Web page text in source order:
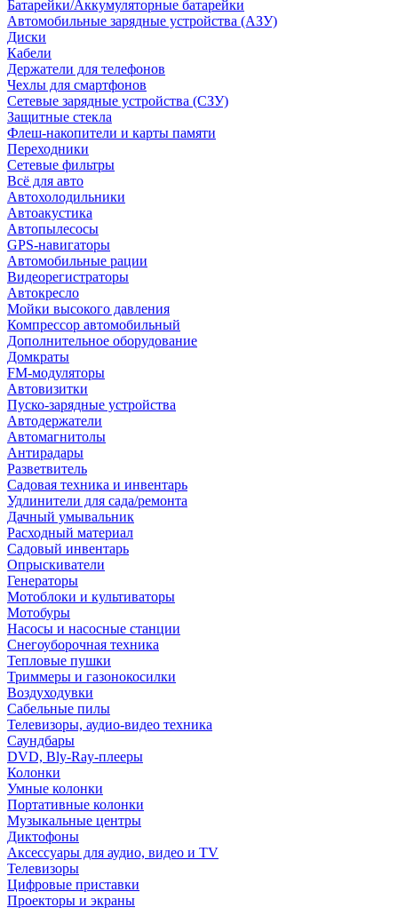
Батарейки/Аккумуляторные батарейки
Автомобильные зарядные устройства (АЗУ)
Диски
Кабели
Держатели для телефонов
Чехлы для смартфонов
Сетевые зарядные устройства (СЗУ)
Защитные стекла
Флеш-накопители и карты памяти
Переходники
Сетевые фильтры
Всё для авто
Автохолодильники
Автоакустика
Автопылесосы
GPS-навигаторы
Автомобильные рации
Видеорегистраторы
Автокресло
Мойки высокого давления
Компрессор автомобильный
Дополнительное оборудование
Домкраты
FM-модуляторы
Автовизитки
Пуско-зарядные устройства
Автодержатели
Автомагнитолы
Антирадары
Разветвитель
Садовая техника и инвентарь
Удлинители для сада/ремонта
Дачный умывальник
Расходный материал
Садовый инвентарь
Опрыскиватели
Генераторы
Мотоблоки и культиваторы
Мотобуры
Насосы и насосные станции
Снегоуборочная техника
Тепловые пушки
Триммеры и газонокосилки
Воздуходувки
Сабельные пилы
Телевизоры, аудио-видео техника
Саундбары
DVD, Bly-Ray-плееры
Колонки
Умные колонки
Портативные колонки
Музыкальные центры
Диктофоны
Аксессуары для аудио, видео и TV
Телевизоры
Цифровые приставки
Проекторы и экраны